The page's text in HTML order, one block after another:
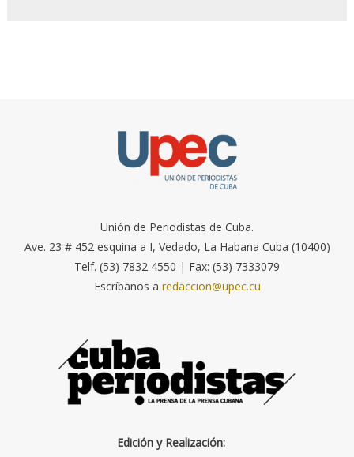
Unión de Periodistas de Cuba.
Ave. 23 # 452 esquina a I, Vedado, La Habana Cuba (10400)
Telf. (53) 7832 4550 | Fax: (53) 7333079
Escríbanos a redaccion@upec.cu
Edición y Realización: